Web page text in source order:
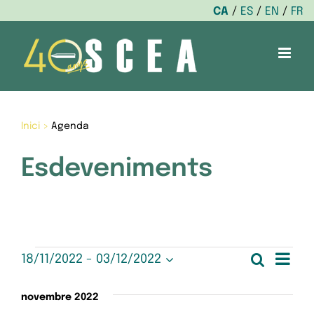
CA ES EN
FR
content
Inici> Agenda
Esdeveniments
Esdeveniments Cerca
Llista
18/11/2022 - 03/12/2022
data.
novembre 2022